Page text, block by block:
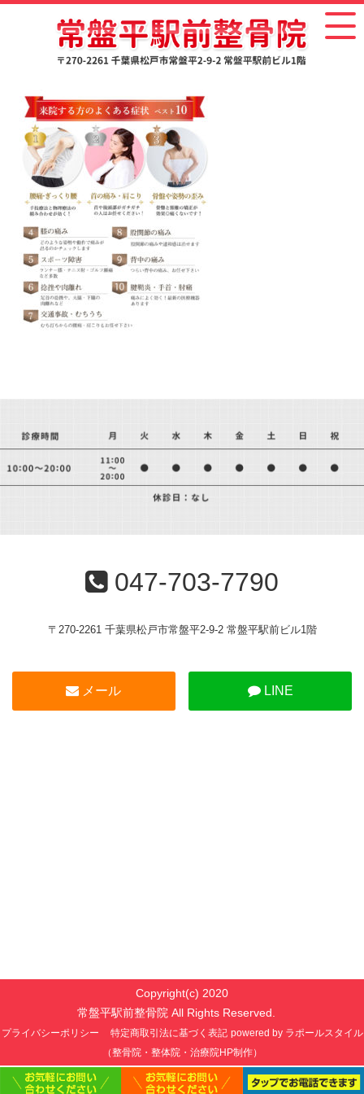
047-703-7790
〒270-2261 千葉県松戸市常盤平2-9-2 常盤平駅前ビル1階
メール LINE
Copyright(c) 2020
常盤平駅前整骨院 All Rights Reserved.
プライバシーポリシー 特定商取引法に基づく表記 powered by ラポールスタイル
（整骨院・整体院・治療院HP制作）